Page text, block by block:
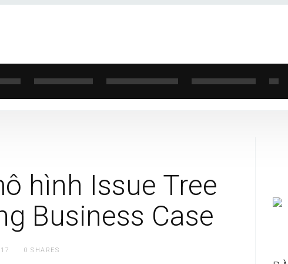
hình Issue Tree
Business Case
0 SHARES